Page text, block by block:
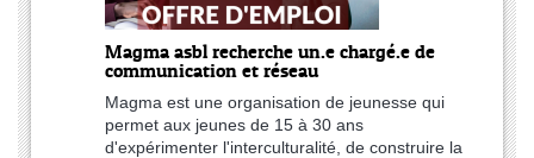
Magma asbl recherche un.e chargé.e de
communication et réseau
Magma est une organisation de jeunesse qui
permet aux jeunes de 15 à 30 ans
d'expérimenter l'interculturalité, de construire la